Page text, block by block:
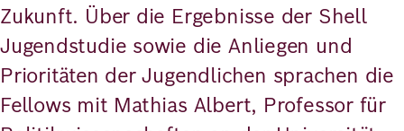
Zukunft. Über die Ergebnisse der Shell
Jugendstudie sowie die Anliegen und
Prioritäten der Jugendlichen sprachen die
Fellows mit Mathias Albert, Professor für